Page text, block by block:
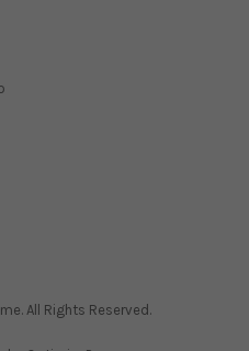
All Rights Reserved.